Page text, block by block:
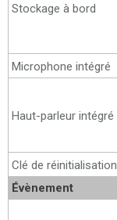
Stockage à bord
Microphone intégré
Haut-parleur intégré
Clé de réinitialisation
Évènement